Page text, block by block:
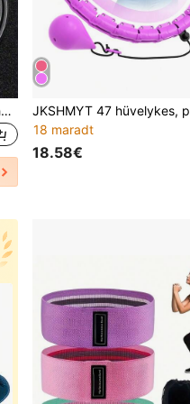
1 db fekete-piros teherbíró acél huzalos ugrókötél csúszásgátló, izzadtságelnyelő és légáteresztő hab nyeles fogantyúkkal, 3 méter teljes hosszúság, állítható, ideális otthoni edzéshez, napi mozgáshoz és fogyókúrához
18 maradt
18.58€